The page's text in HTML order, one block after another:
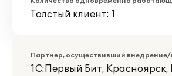
Толстый клиент: 1
Партнер, осуществивший внедрение/
1С:Первый Бит,